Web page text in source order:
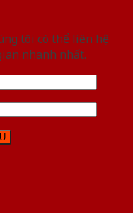
tôi có thể liên hệ
nhanh nhất.